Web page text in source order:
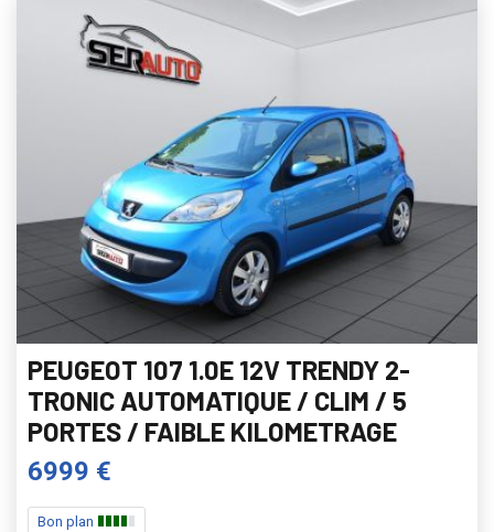
PEUGEOT 107 1.0E 12V TRENDY 2-
TRONIC AUTOMATIQUE / CLIM / 5
PORTES / FAIBLE KILOMETRAGE
6999 €
Bon plan